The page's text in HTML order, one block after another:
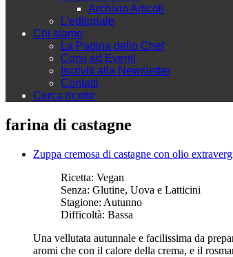
Archivio Articoli
L'editoriale
Chi siamo
La Pagina dello Chef
Corsi ed Eventi
Iscriviti alla Newsletter
Contatti
Cerca ricette
farina di castagne
Zuppa cremosa di castagne con olio
Ricetta: Vegan
Senza: Glutine, Uova e Latticini
Stagione: Autunno
Difficoltà: Bassa
Una vellutata autunnale e facilissima da
aromi che con il calore della crema, e il